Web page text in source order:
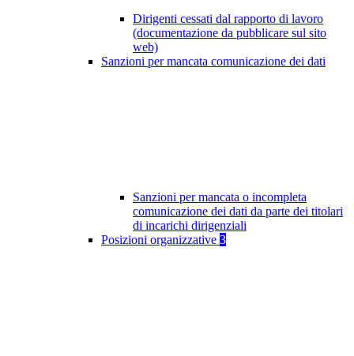
Dirigenti cessati dal rapporto di lavoro
(documentazione da pubblicare sul sito
web)
Sanzioni per mancata comunicazione dei dati
Sanzioni per mancata o incompleta
comunicazione dei dati da parte dei titolari
di incarichi dirigenziali
Posizioni organizzative 3